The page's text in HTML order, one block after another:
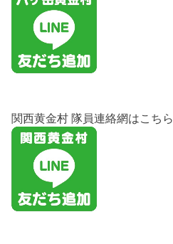
関西黄金村 隊員連絡網はこちら